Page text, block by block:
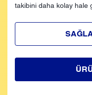
takibini daha kolay hale